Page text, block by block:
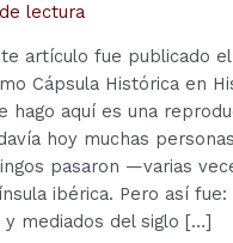
lectura
artículo fue publicado
Cápsula Histórica en
hago aquí es una
hoy muchas
pasaron —varias
ibérica. Pero así
y mediados del siglo […]